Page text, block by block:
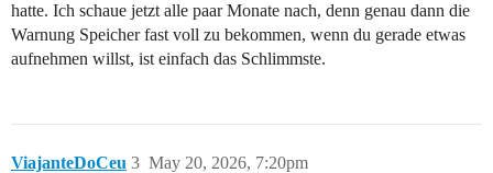
hatte. Ich schaue jetzt alle paar Monate nach, denn genau dann die
Warnung Speicher fast voll zu bekommen, wenn du gerade etwas
aufnehmen willst, ist einfach das Schlimmste.
ViajanteDoCeu May 20, 2026, 7:20pm
3